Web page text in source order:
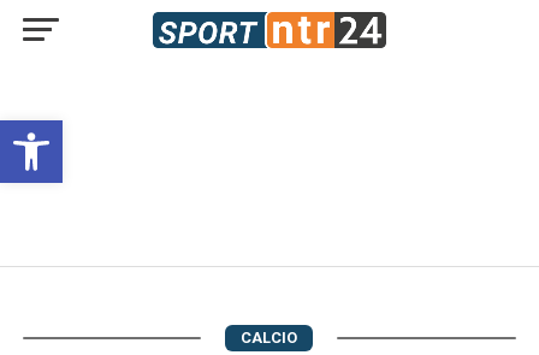
Open toolbar
CALCIO